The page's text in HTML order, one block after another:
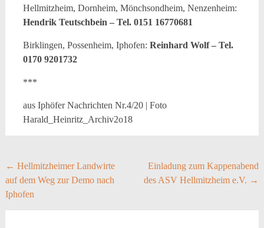
Hellmitzheim, Dornheim, Mönchsondheim, Nenzenheim:
Hendrik Teutschbein – Tel. 0151 16770681
Birklingen, Possenheim, Iphofen: Reinhard Wolf – Tel.
0170 9201732
***
aus Iphöfer Nachrichten Nr.4/20 | Foto
Harald_Heinritz_Archiv2o18
Post
navigation
← Hellmitzheimer Landwirte
auf dem Weg zur Demo nach
Iphofen
Einladung zum Kappenabend
des ASV Hellmitzheim e.V. →